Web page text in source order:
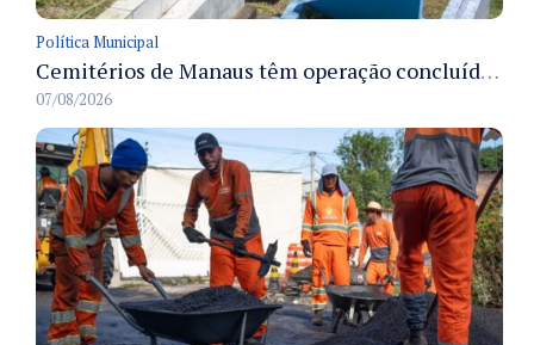
Política Municipal
Cemitérios de Manaus têm operação concluída e estrutura pronta para receber famílias no Dia dos Pais
07/08/2026